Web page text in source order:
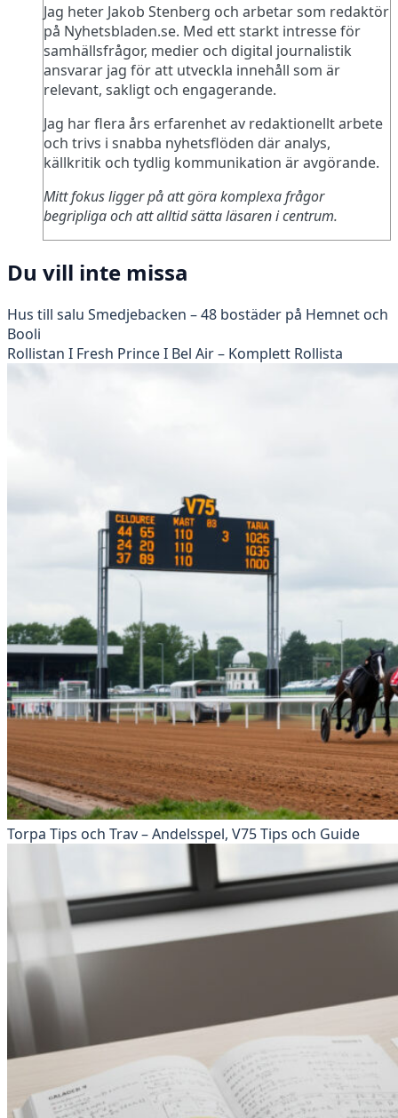
Jag heter Jakob Stenberg och arbetar som redaktör
på Nyhetsbladen.se. Med ett starkt intresse för
samhällsfrågor, medier och digital journalistik
ansvarar jag för att utveckla innehåll som är
relevant, sakligt och engagerande.
Jag har flera års erfarenhet av redaktionellt arbete
och trivs i snabba nyhetsflöden där analys,
källkritik och tydlig kommunikation är avgörande.
Mitt fokus ligger på att göra komplexa frågor
begripliga och att alltid sätta läsaren i centrum.
Du vill inte missa
Hus till salu Smedjebacken – 48 bostäder på Hemnet och
Booli
Rollistan I Fresh Prince I Bel Air – Komplett Rollista
Torpa Tips och Trav – Andelsspel, V75 Tips och Guide